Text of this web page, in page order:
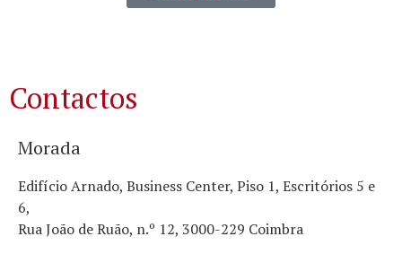
Contactos
Morada
Edifício Arnado, Business Center, Piso 1, Escritórios 5 e
6,
Rua João de Ruão, n.º 12, 3000-229 Coimbra